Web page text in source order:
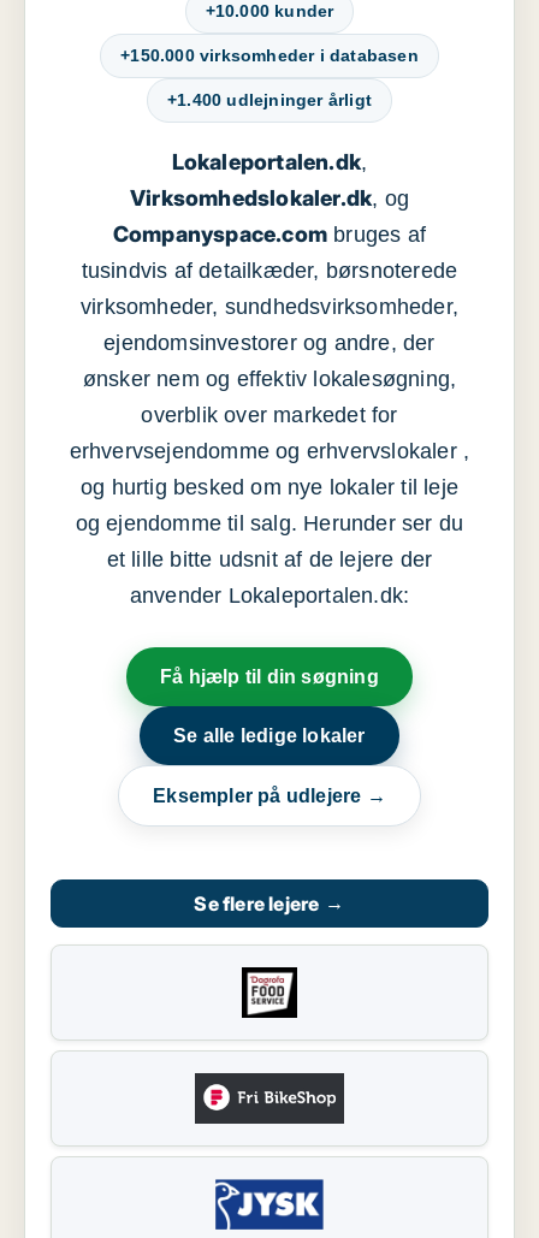
+10.000 kunder
+150.000 virksomheder i databasen
+1.400 udlejninger årligt
Lokaleportalen.dk,
Virksomhedslokaler.dk, og
Companyspace.com bruges af
tusindvis af detailkæder, børsnoterede
virksomheder, sundhedsvirksomheder,
ejendomsinvestorer og andre, der
ønsker nem og effektiv lokalesøgning,
overblik over markedet for
erhvervsejendomme og erhvervslokaler ,
og hurtig besked om nye lokaler til leje
og ejendomme til salg. Herunder ser du
et lille bitte udsnit af de lejere der
anvender Lokaleportalen.dk:
Få hjælp til din søgning
Se alle ledige lokaler
Eksempler på udlejere →
Se flere lejere →